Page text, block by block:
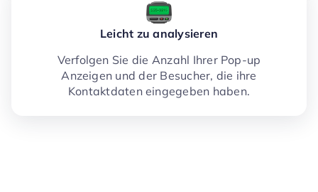
Leicht zu analysieren
Verfolgen Sie die Anzahl Ihrer Pop-up
Anzeigen und der Besucher, die ihre
Kontaktdaten eingegeben haben.